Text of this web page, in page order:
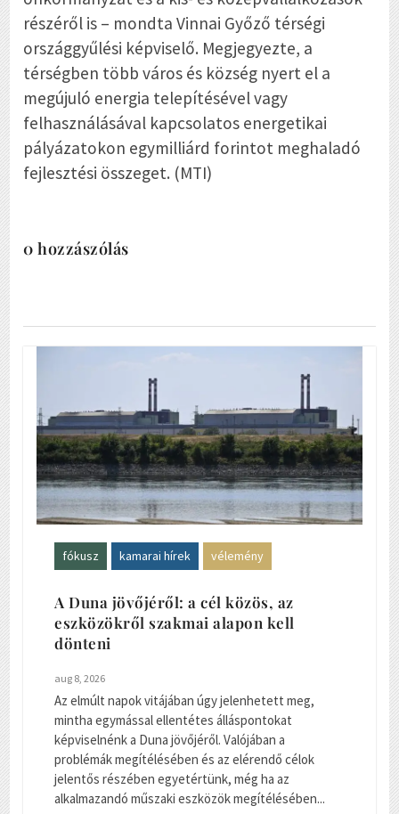
részéről is – mondta Vinnai Győző térségi
országgyűlési képviselő. Megjegyezte, a
térségben több város és község nyert el a
megújuló energia telepítésével vagy
felhasználásával kapcsolatos energetikai
pályázatokon egymilliárd forintot meghaladó
fejlesztési összeget. (MTI)
0 hozzászólás
fókusz kamarai hírek vélemény
A Duna jövőjéről: a cél közös, az
eszközökről szakmai alapon kell
dönteni
aug 8, 2026
Az elmúlt napok vitájában úgy jelenhetett meg,
mintha egymással ellentétes álláspontokat
képviselnénk a Duna jövőjéről. Valójában a
problémák megítélésében és az elérendő célok
jelentős részében egyetértünk, még ha az
alkalmazandó műszaki eszközök megítélésében...